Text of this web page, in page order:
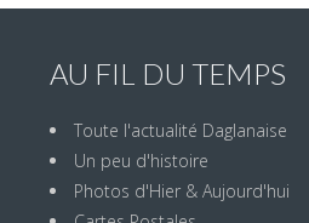
AU FIL DU TEMPS
Toute l'actualité Daglanaise
Un peu d'histoire
Photos d'Hier & Aujourd'hui